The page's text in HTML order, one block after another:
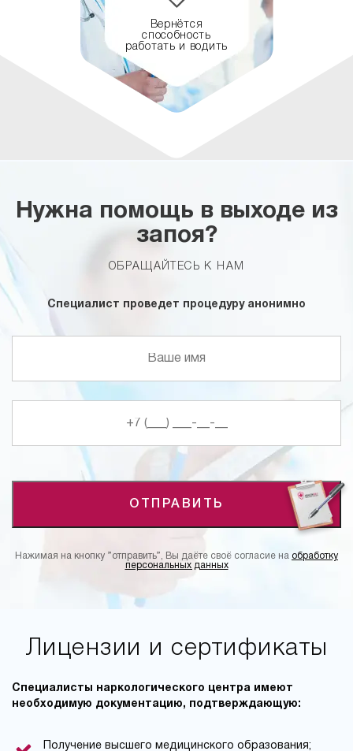
Вернётся
способность
работать и водить
Нужна помощь в выходе из
запоя?
ОБРАЩАЙТЕСЬ К НАМ
Специалист проведет процедуру анонимно
ОТПРАВИТЬ
Нажимая на кнопку ”отправить”, Вы даёте своё согласие на обработку
персональных данных
Лицензии и сертификаты
Специалисты наркологического центра имеют
необходимую документацию, подтверждающую:
Получение высшего медицинского образования;